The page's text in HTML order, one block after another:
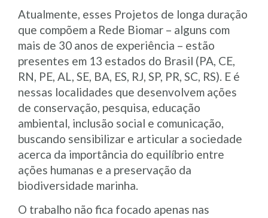
Atualmente, esses Projetos de longa duração
que compõem a Rede Biomar – alguns com
mais de 30 anos de experiência – estão
presentes em 13 estados do Brasil (PA, CE,
RN, PE, AL, SE, BA, ES, RJ, SP, PR, SC, RS). E é
nessas localidades que desenvolvem ações
de conservação, pesquisa, educação
ambiental, inclusão social e comunicação,
buscando sensibilizar e articular a sociedade
acerca da importância do equilíbrio entre
ações humanas e a preservação da
biodiversidade marinha.
O trabalho não fica focado apenas nas